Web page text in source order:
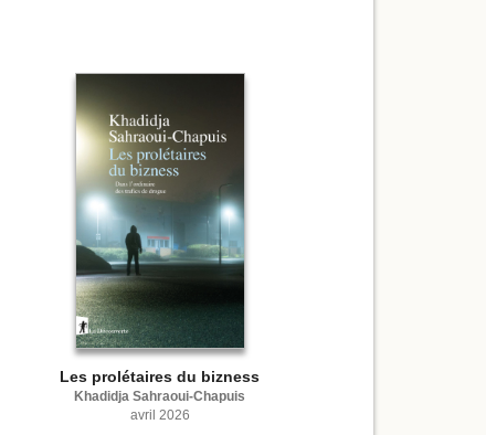
Les prolétaires du bizness
Khadidja Sahraoui-Chapuis
avril 2026